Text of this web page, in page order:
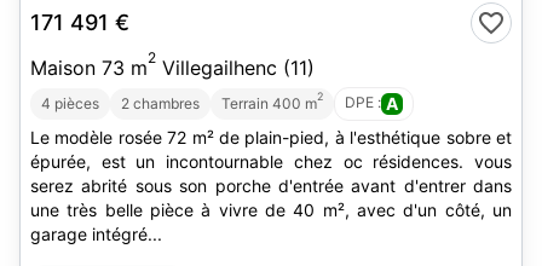
171 491 €
Maison 73 m2 Villegailhenc (11)
4 pièces 2 chambres Terrain 400 m2 DPE : A
Le modèle rosée 72 m² de plain-pied, à l'esthétique sobre et
épurée, est un incontournable chez oc résidences. vous
serez abrité sous son porche d'entrée avant d'entrer dans
une très belle pièce à vivre de 40 m², avec d'un côté, un
garage intégré...